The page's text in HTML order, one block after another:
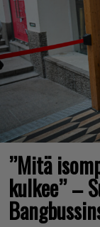
”Mitä
kulkee” –